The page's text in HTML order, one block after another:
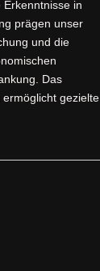
in
prägen unser
und die
Das
gezielte